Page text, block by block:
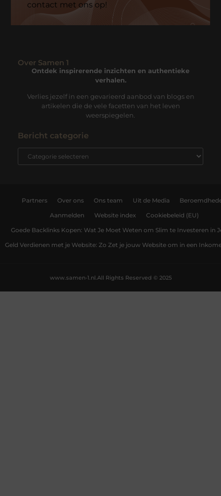
contact met ons op!
Over Samen 1
Ontdek inspirerende inzichten en authentieke
verhalen.
Verlies jezelf in een gevarieerd aanbod van blogs en
artikelen die de vele facetten van het leven
weerspiegelen.
Bericht categorie
Partners Over ons Ons team Uit de Media
Aanmelden Website index Cookiebeleid (EU)
Goede Backlinks Kopen: Wat Je Moet Weten om Slim te Investeren in
Geld Verdienen met je Website: Zo Zet je jouw Website om in een
All Rights Reserved © 2025
www.samen-1.nl.